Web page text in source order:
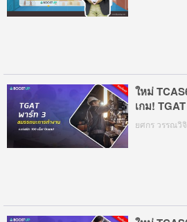
ใหม่
เกม!
ทำงาน
ยศกร วรรณวิ